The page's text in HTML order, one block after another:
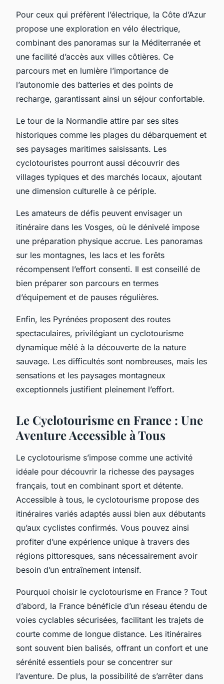
Pour ceux qui préfèrent l’électrique, la Côte d’Azur
propose une exploration en vélo électrique,
combinant des panoramas sur la Méditerranée et
une facilité d’accès aux villes côtières. Ce
parcours met en lumière l’importance de
l’autonomie des batteries et des points de
recharge, garantissant ainsi un séjour confortable.
Le tour de la Normandie attire par ses sites
historiques comme les plages du débarquement et
ses paysages maritimes saisissants. Les
cyclotouristes pourront aussi découvrir des
villages typiques et des marchés locaux, ajoutant
une dimension culturelle à ce périple.
Les amateurs de défis peuvent envisager un
itinéraire dans les Vosges, où le dénivelé impose
une préparation physique accrue. Les panoramas
sur les montagnes, les lacs et les forêts
récompensent l’effort consenti. Il est conseillé de
bien préparer son parcours en termes
d’équipement et de pauses régulières.
Enfin, les Pyrénées proposent des routes
spectaculaires, privilégiant un cyclotourisme
dynamique mêlé à la découverte de la nature
sauvage. Les difficultés sont nombreuses, mais les
sensations et les paysages montagneux
exceptionnels justifient pleinement l’effort.
Le Cyclotourisme en France : Une
Aventure Accessible à Tous
Le cyclotourisme s’impose comme une activité
idéale pour découvrir la richesse des paysages
français, tout en combinant sport et détente.
Accessible à tous, le cyclotourisme propose des
itinéraires variés adaptés aussi bien aux débutants
qu’aux cyclistes confirmés. Vous pouvez ainsi
profiter d’une expérience unique à travers des
régions pittoresques, sans nécessairement avoir
besoin d’un entraînement intensif.
Pourquoi choisir le cyclotourisme en France ? Tout
d’abord, la France bénéficie d’un réseau étendu de
voies cyclables sécurisées, facilitant les trajets de
courte comme de longue distance. Les itinéraires
sont souvent bien balisés, offrant un confort et une
sérénité essentiels pour se concentrer sur
l’aventure. De plus, la possibilité de s’arrêter dans